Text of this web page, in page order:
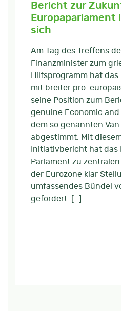
Bericht zur
sich
Am Tag des Treffens
Finanzminister zum
Hilfsprogramm hat
mit breiter pro-
seine Position zum
genuine Economic and
dem so genannten
abgestimmt. Mit
Initiativbericht hat das
Parlament zu
der Eurozone klar
umfassendes Bündel
gefordert. […]